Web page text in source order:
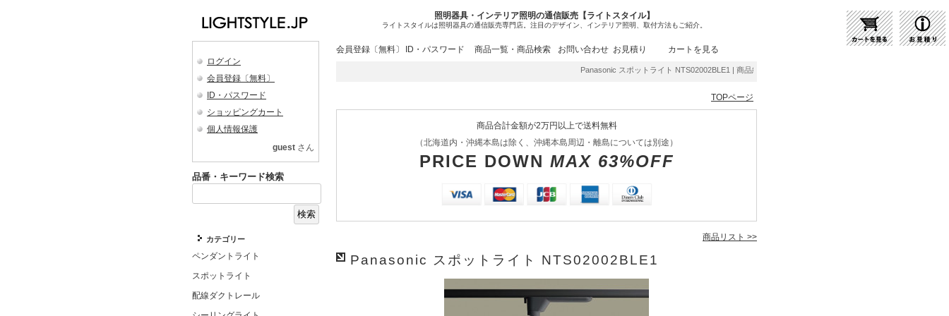
照明器具・インテリア照明の通信販売【ライトスタイル】
ライトスタイルは照明器具の通信販売専門店。注目のデザイン、インテリア照明、取付方法もご紹介。
ログイン
会員登録〔無料〕
ID・パスワード
ショッピングカート
個人情報保護
guest さん
品番・キーワード検索
カテゴリー
ペンダントライト
スポットライト
配線ダクトレール
会員登録〔無料〕 ID・パスワード 商品一覧・商品検索 お問い合わせ お見積り カートを見る
Panasonic スポットライト NTS02002BLE1 | 商品紹介 | 照明器具の通販・インテリア照明の通信販売【ライ
TOPページ
商品合計金額が2万円以上で送料無料
（北海道内・沖縄本島は除く、沖縄本島周辺・離島については別途）
PRICE DOWN MAX 63%OFF
商品リスト >>
Panasonic スポットライト NTS02002BLE1